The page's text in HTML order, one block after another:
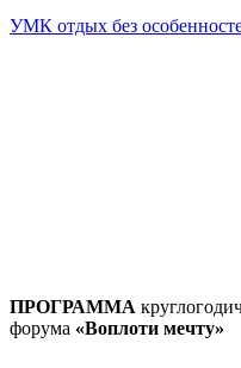
УМК отдых без
ПРОГРАММА
форума «Воплоти мечту»